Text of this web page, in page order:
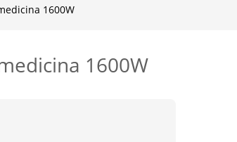
1600W
1600W